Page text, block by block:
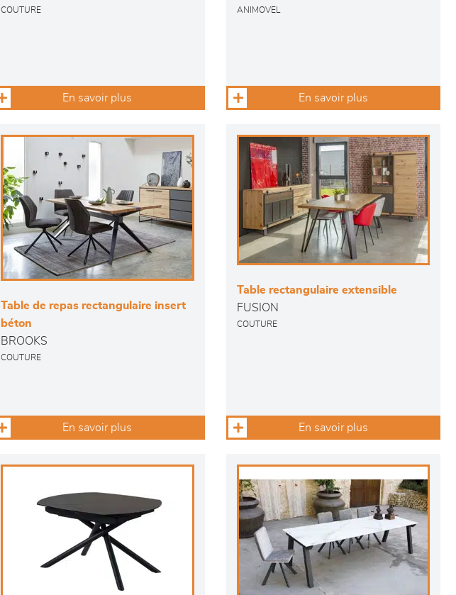
COUTURE
En savoir plus
ANIMOVEL
En savoir plus
Table de repas rectangulaire insert
béton
BROOKS
COUTURE
En savoir plus
Table rectangulaire extensible
FUSION
COUTURE
En savoir plus